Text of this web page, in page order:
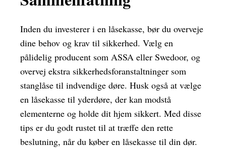
Inden du investerer i en låsekasse, bør du overveje
dine behov og krav til sikkerhed. Vælg en
pålidelig producent som ASSA eller Swedoor, og
overvej ekstra sikkerhedsforanstaltninger som
stanglåse til indvendige døre. Husk også at vælge
en låsekasse til yderdøre, der kan modstå
elementerne og holde dit hjem sikkert. Med disse
tips er du godt rustet til at træffe den rette
beslutning, når du køber en låsekasse til din dør.